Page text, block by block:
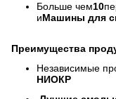
Больше чем10
иМашины для
Преимущества
Независимые
НИОКР